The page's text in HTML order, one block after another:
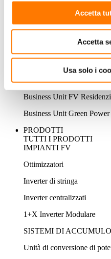
Accetta
Accetta
Usa solo i
Ricarica a destinazione
Ricarica rapida pubblica
IMPIANTI FV
IMPIANTI FV
Business Unit FV
Business Unit Green Power
PRODOTTI
TUTTI I PRODOTTI
IMPIANTI FV
Ottimizzatori
Inverter di stringa
Inverter centralizzati
1+X Inverter Modulare
SISTEMI DI ACCUMULO
Unità di conversione di